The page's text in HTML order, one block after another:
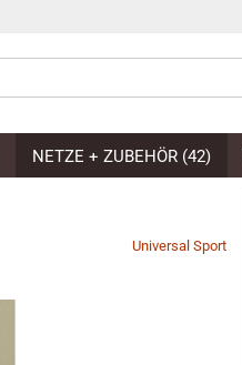
NETZE + ZUBEHÖR (42)
Universal Sport